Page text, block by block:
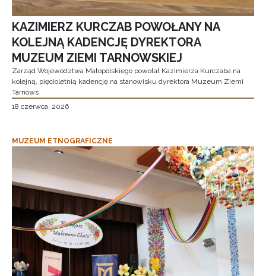
KAZIMIERZ KURCZAB POWOŁANY NA
KOLEJNĄ KADENCJĘ DYREKTORA
MUZEUM ZIEMI TARNOWSKIEJ
Zarząd Województwa Małopolskiego powołał Kazimierza Kurczaba na
kolejną, pięcioletnią kadencję na stanowisku dyrektora Muzeum Ziemi
Tarnows
18 czerwca, 2026
MUZEUM ETNOGRAFICZNE